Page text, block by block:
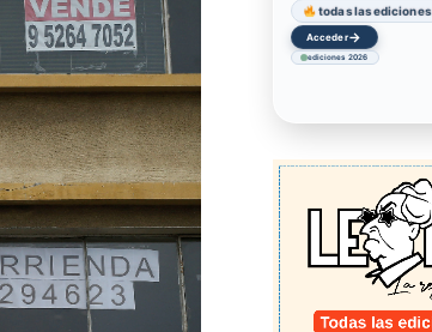
todas las ediciones
Acceder→
ediciones 2026